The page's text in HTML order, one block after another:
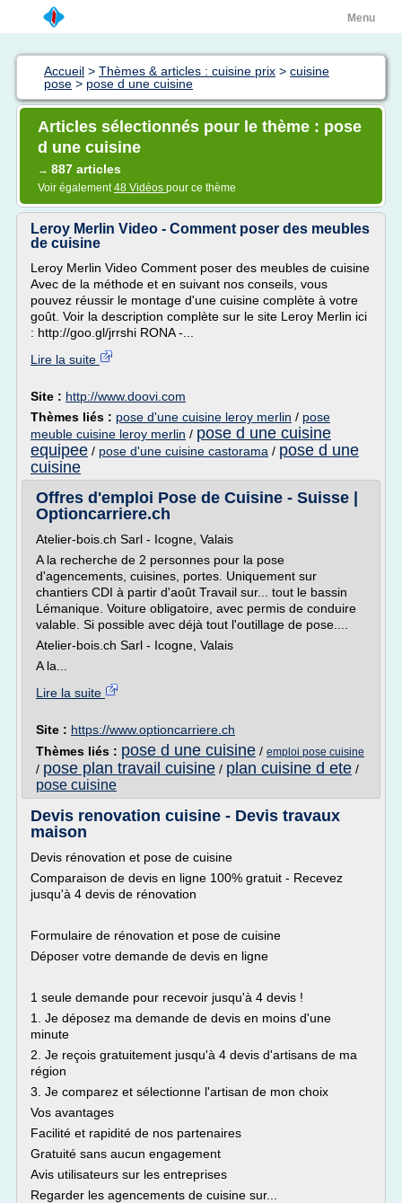
Menu
Accueil > Thèmes & articles : cuisine prix > cuisine
pose > pose d une cuisine
Articles sélectionnés pour le thème : pose
d une cuisine
→ 887 articles
Voir également48 Vidéos pour ce thème
Leroy Merlin Video - Comment poser des meubles
de cuisine
Leroy Merlin Video Comment poser des meubles de cuisine
Avec de la méthode et en suivant nos conseils, vous
pouvez réussir le montage d'une cuisine complète à votre
goût. Voir la description complète sur le site Leroy Merlin ici
: http://goo.gl/jrrshi RONA -...
Lire la suite
Site : http://www.doovi.com
Thèmes liés : pose d'une cuisine leroy merlin / pose
meuble cuisine leroy merlin / pose d une cuisine
equipee / pose d'une cuisine castorama / pose d une
cuisine
Offres d'emploi Pose de Cuisine - Suisse |
Optioncarriere.ch
Atelier-bois.ch Sarl - Icogne, Valais
A la recherche de 2 personnes pour la pose
d'agencements, cuisines, portes. Uniquement sur
chantiers CDI à partir d'août Travail sur... tout le bassin
Lémanique. Voiture obligatoire, avec permis de conduire
valable. Si possible avec déjà tout l'outillage de pose....
Atelier-bois.ch Sarl - Icogne, Valais
A la...
Lire la suite
Site : https://www.optioncarriere.ch
Thèmes liés : pose d une cuisine / emploi pose cuisine
/ pose plan travail cuisine / plan cuisine d ete /
pose cuisine
Devis renovation cuisine - Devis travaux
maison
Devis rénovation et pose de cuisine
Comparaison de devis en ligne 100% gratuit - Recevez
jusqu'à 4 devis de rénovation
Formulaire de rénovation et pose de cuisine
Déposer votre demande de devis en ligne
1 seule demande pour recevoir jusqu'à 4 devis !
1. Je déposez ma demande de devis en moins d'une
minute
2. Je reçois gratuitement jusqu'à 4 devis d'artisans de ma
région
3. Je comparez et sélectionne l'artisan de mon choix
Vos avantages
Facilité et rapidité de nos partenaires
Gratuité sans aucun engagement
Avis utilisateurs sur les entreprises
Regarder les agencements de cuisine sur...